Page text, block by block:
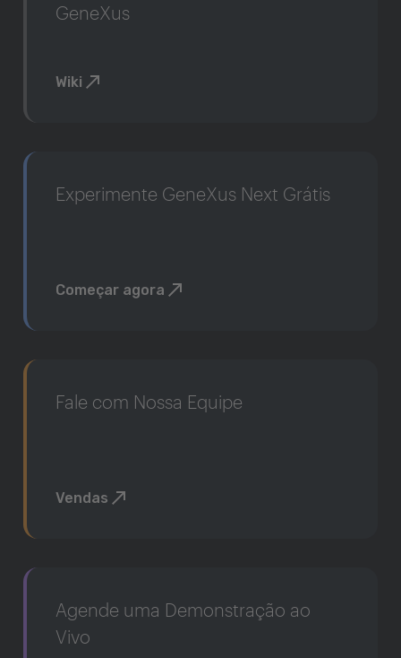
GeneXus
Wiki
Experimente GeneXus Next Grátis
Começar agora
Fale com Nossa Equipe
Vendas
Agende uma Demonstração ao
Vivo